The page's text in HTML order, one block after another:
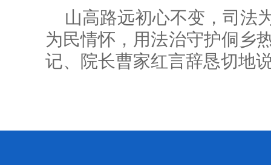
山高路远初心不变，司法
为民情怀，用法治守护侗乡
记、院长曹家红言辞恳切地